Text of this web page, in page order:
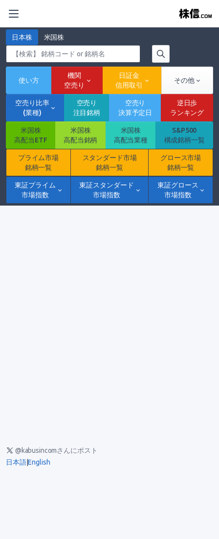
日本株 米国株
使い方
機関
空売り
日証金
信用取引
その他
空売り比率
(業種)
空売り
注目銘柄
空売り
決算予定日
逆日歩
ランキング
米国株
高配当ETF
米国株
高配当銘柄
米国株
高配当業種
S&P500
構成銘柄一覧
プライム市場
銘柄一覧
スタンダード市場
銘柄一覧
グロース市場
銘柄一覧
東証プライム
市場指数
東証スタンダード
市場指数
東証グロース
市場指数
@kabusincomさんにポスト
日本語|English